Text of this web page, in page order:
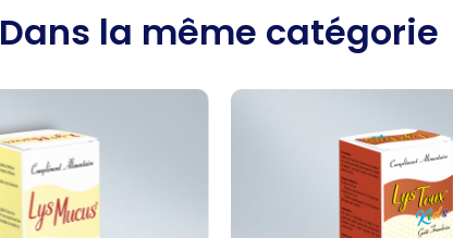
Dans la même catégorie